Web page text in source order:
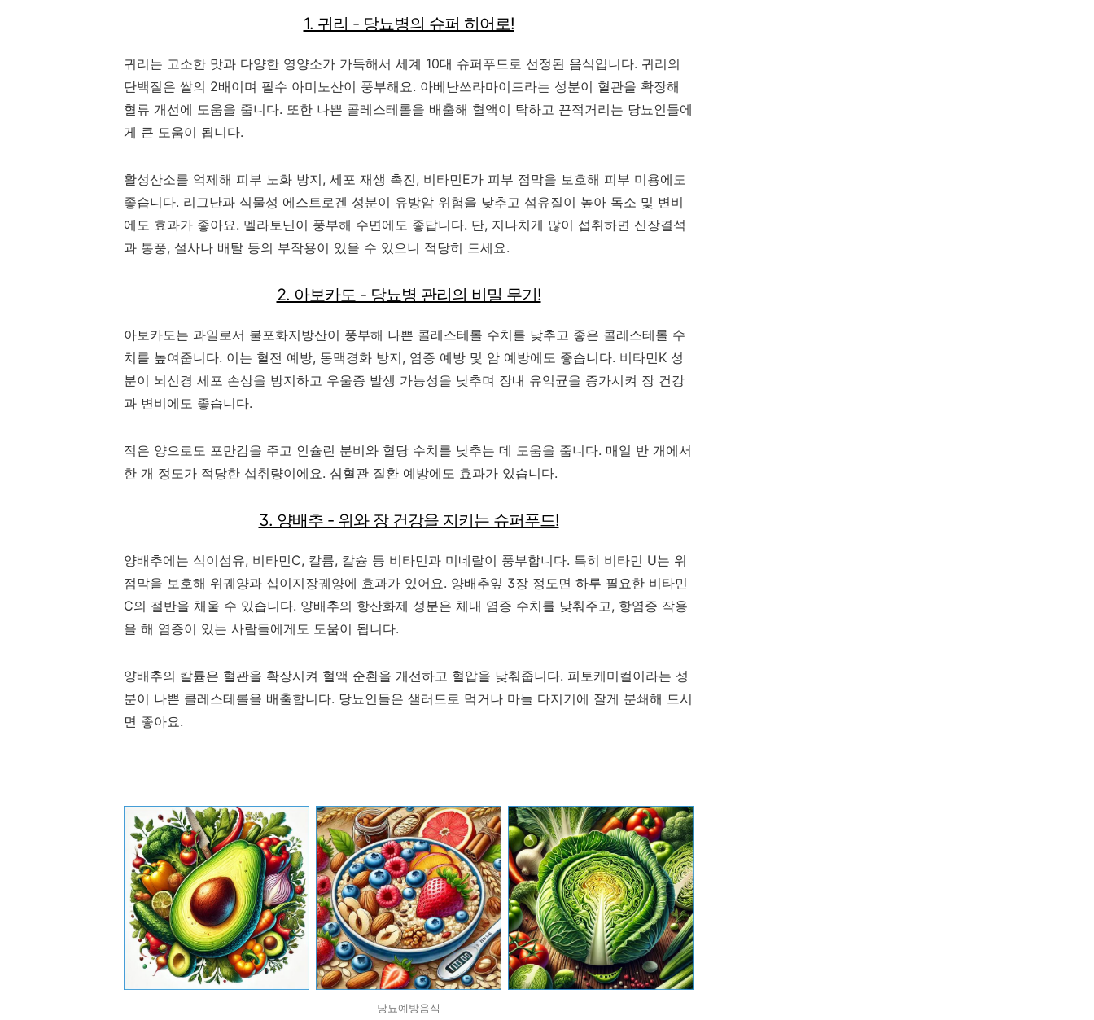
1. 귀리 - 당뇨병의 슈퍼 히어로!
귀리는 고소한 맛과 다양한 영양소가 가득해서 세계 10대 슈퍼푸드로 선정된 음식입니다. 귀리의
단백질은 쌀의 2배이며 필수 아미노산이 풍부해요. 아베난쓰라마이드라는 성분이 혈관을 확장해
혈류 개선에 도움을 줍니다. 또한 나쁜 콜레스테롤을 배출해 혈액이 탁하고 끈적거리는 당뇨인들에
게 큰 도움이 됩니다.
활성산소를 억제해 피부 노화 방지, 세포 재생 촉진, 비타민E가 피부 점막을 보호해 피부 미용에도
좋습니다. 리그난과 식물성 에스트로겐 성분이 유방암 위험을 낮추고 섬유질이 높아 독소 및 변비
에도 효과가 좋아요. 멜라토닌이 풍부해 수면에도 좋답니다. 단, 지나치게 많이 섭취하면 신장결석
과 통풍, 설사나 배탈 등의 부작용이 있을 수 있으니 적당히 드세요.
2. 아보카도 - 당뇨병 관리의 비밀 무기!
아보카도는 과일로서 불포화지방산이 풍부해 나쁜 콜레스테롤 수치를 낮추고 좋은 콜레스테롤 수
치를 높여줍니다. 이는 혈전 예방, 동맥경화 방지, 염증 예방 및 암 예방에도 좋습니다. 비타민K 성
분이 뇌신경 세포 손상을 방지하고 우울증 발생 가능성을 낮추며 장내 유익균을 증가시켜 장 건강
과 변비에도 좋습니다.
적은 양으로도 포만감을 주고 인슐린 분비와 혈당 수치를 낮추는 데 도움을 줍니다. 매일 반 개에서
한 개 정도가 적당한 섭취량이에요. 심혈관 질환 예방에도 효과가 있습니다.
3. 양배추 - 위와 장 건강을 지키는 슈퍼푸드!
양배추에는 식이섬유, 비타민C, 칼륨, 칼슘 등 비타민과 미네랄이 풍부합니다. 특히 비타민 U는 위
점막을 보호해 위궤양과 십이지장궤양에 효과가 있어요. 양배추잎 3장 정도면 하루 필요한 비타민
C의 절반을 채울 수 있습니다. 양배추의 항산화제 성분은 체내 염증 수치를 낮춰주고, 항염증 작용
을 해 염증이 있는 사람들에게도 도움이 됩니다.
양배추의 칼륨은 혈관을 확장시켜 혈액 순환을 개선하고 혈압을 낮춰줍니다. 피토케미컬이라는 성
분이 나쁜 콜레스테롤을 배출합니다. 당뇨인들은 샐러드로 먹거나 마늘 다지기에 잘게 분쇄해 드시
면 좋아요.
당뇨예방음식